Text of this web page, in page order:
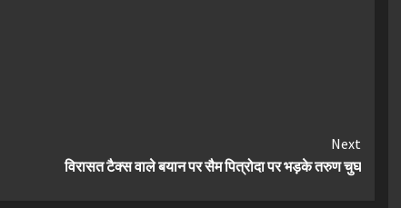
Next
विरासत टैक्स वाले बयान पर सैम पित्रोदा पर भड़के तरुण चुघ